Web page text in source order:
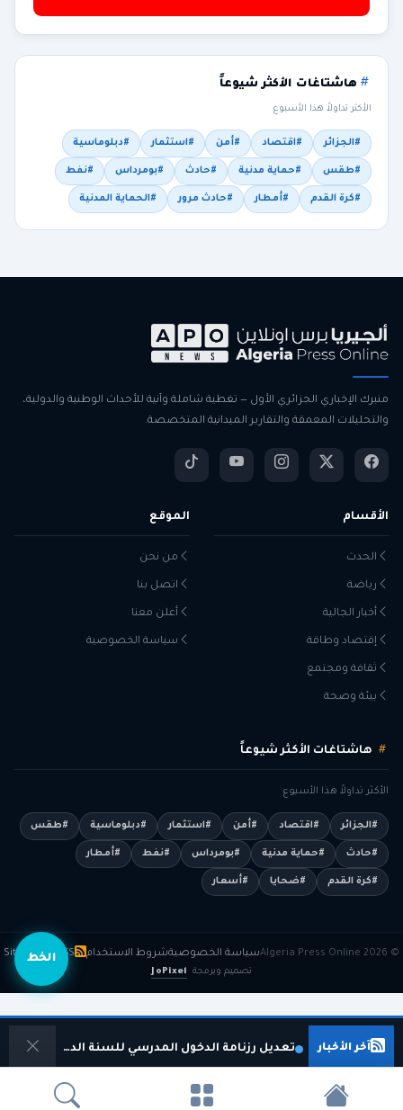
آخر الأخبار تعديل رزنامة الدخول المدرسي للسنة الدراسية 2026-2027
الخط
هاشتاغات الأكثر شيوعاً
الأكثر تداولاً هذا الأسبوع
#الجزائر #اقتصاد #أمن #استثمار #دبلوماسية
#طقس #حماية مدنية #حادث #بومرداس #نفط
#كرة القدم #أمطار #حادث مرور #الحماية المدنية
منبرك الإخباري الجزائري الأول — تغطية شاملة وآنية للأحداث الوطنية والدولية،
والتحليلات المعمقة والتقارير الميدانية المتخصصة.
الأقسام
الحدث
رياضة
أخبار الجالية
إقتصاد وطاقة
ثقافة ومجتمع
بيئة وصحة
الموقع
من نحن
اتصل بنا
أعلن معنا
سياسة الخصوصية
هاشتاغات الأكثر شيوعاً
الأكثر تداولاً هذا الأسبوع
#الجزائر #اقتصاد #أمن #استثمار #دبلوماسية #طقس
#حادث #حماية مدنية #بومرداس #نفط #أمطار
#كرة القدم #ضحايا #أسعار
© 2026 Algeria Press Online سياسة الخصوصيةشروط الاستخدام RSS
Sitemap
تصميم وبرمجة JoPixel